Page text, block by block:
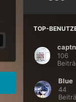
TOP-
106
Blue
44